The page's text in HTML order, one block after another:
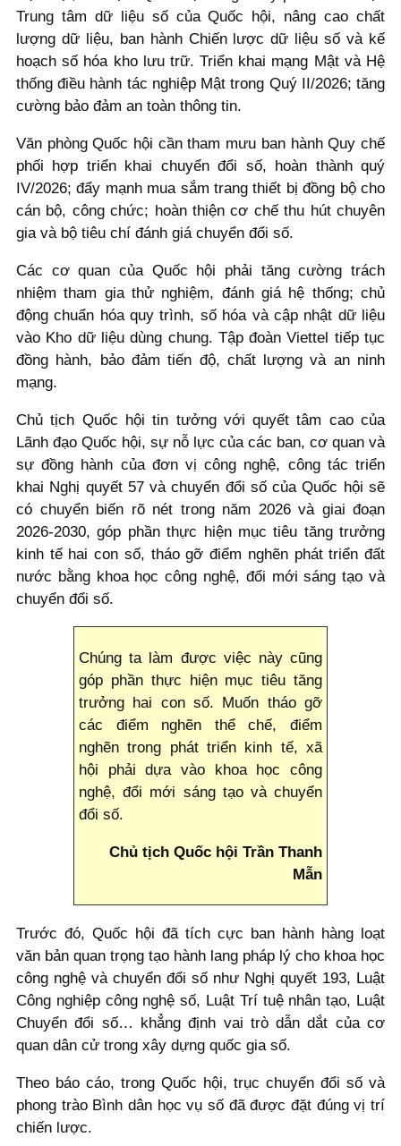
Trung tâm dữ liệu số của Quốc hội, nâng cao chất
lượng dữ liệu, ban hành Chiến lược dữ liệu số và kế
hoạch số hóa kho lưu trữ. Triển khai mạng Mật và Hệ
thống điều hành tác nghiệp Mật trong Quý II/2026; tăng
cường bảo đảm an toàn thông tin.
Văn phòng Quốc hội cần tham mưu ban hành Quy chế
phối hợp triển khai chuyển đổi số, hoàn thành quý
IV/2026; đẩy mạnh mua sắm trang thiết bị đồng bộ cho
cán bộ, công chức; hoàn thiện cơ chế thu hút chuyên
gia và bộ tiêu chí đánh giá chuyển đổi số.
Các cơ quan của Quốc hội phải tăng cường trách
nhiệm tham gia thử nghiệm, đánh giá hệ thống; chủ
động chuẩn hóa quy trình, số hóa và cập nhật dữ liệu
vào Kho dữ liệu dùng chung. Tập đoàn Viettel tiếp tục
đồng hành, bảo đảm tiến độ, chất lượng và an ninh
mạng.
Chủ tịch Quốc hội tin tưởng với quyết tâm cao của
Lãnh đạo Quốc hội, sự nỗ lực của các ban, cơ quan và
sự đồng hành của đơn vị công nghệ, công tác triển
khai Nghị quyết 57 và chuyển đổi số của Quốc hội sẽ
có chuyển biến rõ nét trong năm 2026 và giai đoạn
2026-2030, góp phần thực hiện mục tiêu tăng trưởng
kinh tế hai con số, tháo gỡ điểm nghẽn phát triển đất
nước bằng khoa học công nghệ, đổi mới sáng tạo và
chuyển đổi số.
Chúng ta làm được việc này cũng
góp phần thực hiện mục tiêu tăng
trưởng hai con số. Muốn tháo gỡ
các điểm nghẽn thể chế, điểm
nghẽn trong phát triển kinh tế, xã
hội phải dựa vào khoa học công
nghệ, đổi mới sáng tạo và chuyển
đổi số.
Chủ tịch Quốc hội Trần Thanh
Mẫn
Trước đó, Quốc hội đã tích cực ban hành hàng loạt
văn bản quan trọng tạo hành lang pháp lý cho khoa học
công nghệ và chuyển đổi số như Nghị quyết 193, Luật
Công nghiệp công nghệ số, Luật Trí tuệ nhân tạo, Luật
Chuyển đổi số… khẳng định vai trò dẫn dắt của cơ
quan dân cử trong xây dựng quốc gia số.
Theo báo cáo, trong Quốc hội, trục chuyển đổi số và
phong trào Bình dân học vụ số đã được đặt đúng vị trí
chiến lược.